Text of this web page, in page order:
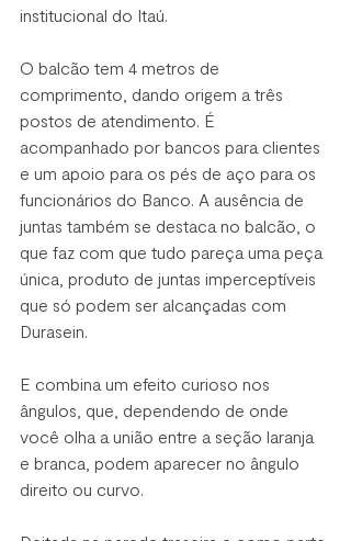
institucional do Itaú.
O balcão tem 4 metros de
comprimento, dando origem a três
postos de atendimento. É
acompanhado por bancos para clientes
e um apoio para os pés de aço para os
funcionários do Banco. A ausência de
juntas também se destaca no balcão, o
que faz com que tudo pareça uma peça
única, produto de juntas imperceptíveis
que só podem ser alcançadas com
Durasein.
E combina um efeito curioso nos
ângulos, que, dependendo de onde
você olha a união entre a seção laranja
e branca, podem aparecer no ângulo
direito ou curvo.